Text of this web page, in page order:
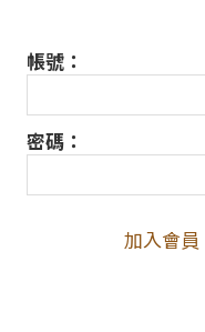
帳號：
密碼：
加入會員